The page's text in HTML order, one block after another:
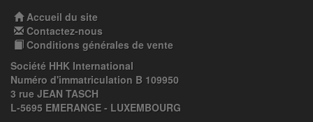
Accueil du site
Contactez-nous
Conditions générales de vente
Société HHK International
Numéro d'immatriculation B 109950
3 rue JEAN TASCH
L-5695 EMERANGE - LUXEMBOURG